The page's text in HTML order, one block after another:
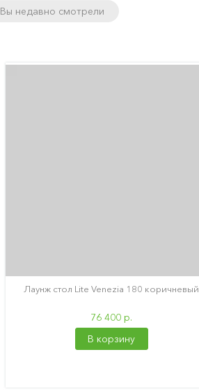
Вы недавно смотрели
Лаунж стол Lite Venezia 180 коричневый
76 400 р.
В корзину